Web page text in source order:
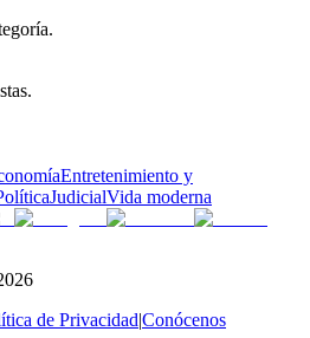
.
Entretenimiento y
JudicialVida moderna
de Privacidad|Conócenos